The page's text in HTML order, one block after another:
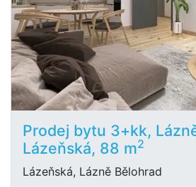
Prodej bytu 3+kk,
Lázeňská, 88 m2
Lázeňská, Lázně Bělohrad